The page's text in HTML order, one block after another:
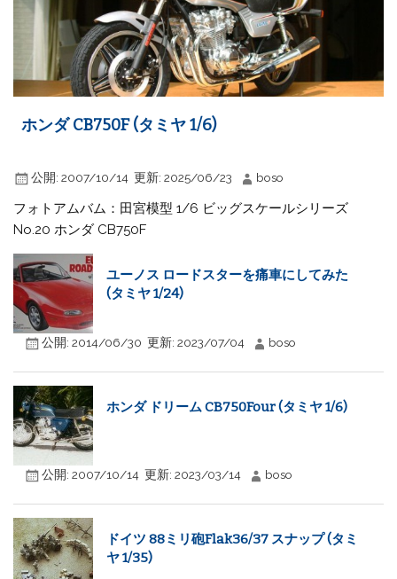
ホンダ CB750F (タミヤ 1/6)
公開: 2007/10/14 更新: 2025/06/23 boso
フォトアムバム：田宮模型 1/6 ビッグスケールシリーズ
No.20 ホンダ CB750F
ユーノス ロードスターを痛車にしてみた
(タミヤ 1/24)
公開: 2014/06/30 更新: 2023/07/04 boso
ホンダ ドリーム CB750Four (タミヤ 1/6)
公開: 2007/10/14 更新: 2023/03/14 boso
ドイツ 88ミリ砲Flak36/37 スナップ (タミ
ヤ 1/35)